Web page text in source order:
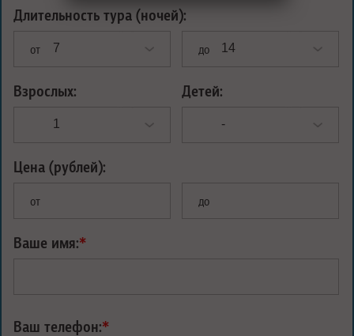
Длительность тура (ночей):
от до
Взрослых: Детей:
Цена (рублей):
от до
Ваше имя:*
Ваш телефон:*